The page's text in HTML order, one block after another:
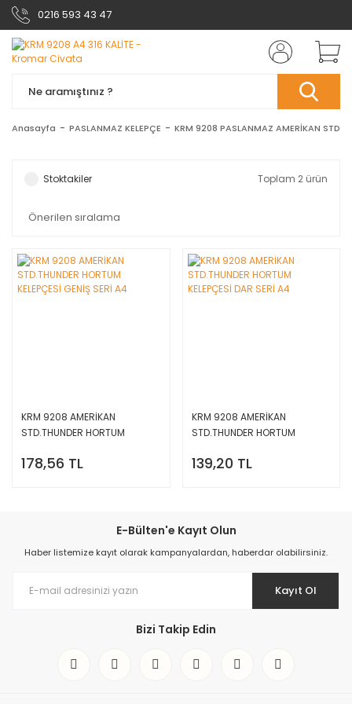
0216 593 43 47
Anasayfa PASLANMAZ KELEPÇE KRM 9208 PASLANMAZ AMERİKAN
Stoktakiler Toplam 2 ürün
KRM 9208 AMERİKAN
STD.THUNDER HORTUM
178,56 TL
KRM 9208 AMERİKAN
STD.THUNDER HORTUM
139,20 TL
E-Bülten'e Kayıt Olun
Haber listemize kayıt olarak kampanyalardan, haberdar olabilirsiniz.
Kayıt Ol
Bizi Takip Edin